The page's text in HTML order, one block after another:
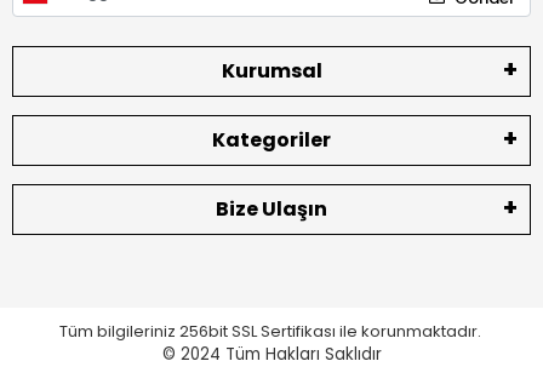
Kurumsal
Kategoriler
Bize Ulaşın
Tüm bilgileriniz 256bit SSL Sertifikası ile korunmaktadır.
© 2024 Tüm Hakları Saklıdır